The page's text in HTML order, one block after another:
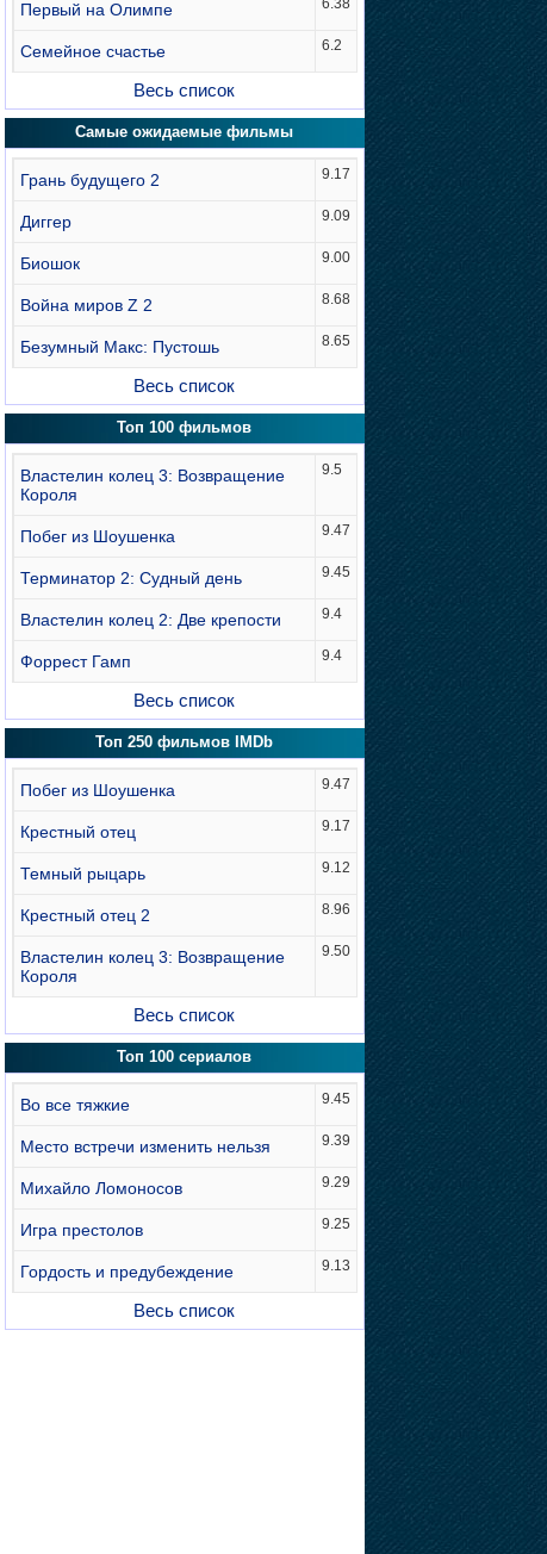
Первый на Олимпе 6.38
Семейное счастье 6.2
Весь список
Самые ожидаемые фильмы
Грань будущего 2 9.17
Диггер 9.09
Биошок 9.00
Война миров Z 2 8.68
Безумный Макс: Пустошь 8.65
Весь список
Топ 100 фильмов
Властелин колец 3: Возвращение
Короля
9.5
Побег из Шоушенка 9.47
Терминатор 2: Судный день 9.45
Властелин колец 2: Две крепости 9.4
Форрест Гамп 9.4
Весь список
Топ 250 фильмов IMDb
Побег из Шоушенка 9.47
Крестный отец 9.17
Темный рыцарь 9.12
Крестный отец 2 8.96
Властелин колец 3: Возвращение
Короля
9.50
Весь список
Топ 100 сериалов
Во все тяжкие 9.45
Место встречи изменить нельзя 9.39
Михайло Ломоносов 9.29
Игра престолов 9.25
Гордость и предубеждение 9.13
Весь список